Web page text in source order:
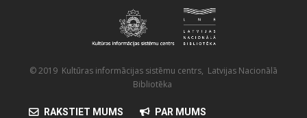
© 2019 Kultūras informācijas sistēmu centrs, Latvijas Nacionālā
Bibliotēka
RAKSTIET MUMS PAR MUMS